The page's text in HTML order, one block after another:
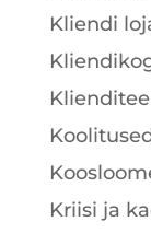
Kliendi
Kriisi ja